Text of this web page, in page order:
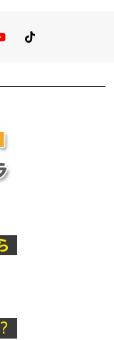
You TubeTikTok